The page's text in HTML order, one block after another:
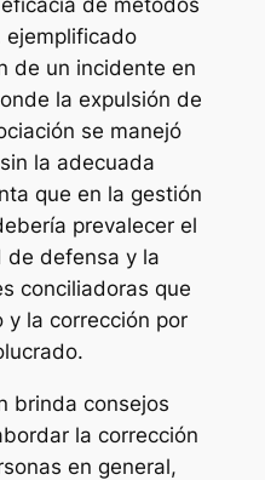
de métodos
ejemplificado
de un incidente en
la expulsión de
se manejó
la adecuada
que en la gestión
prevalecer el
de defensa y la
conciliadoras que
y la corrección por
brinda consejos
la corrección
en general,